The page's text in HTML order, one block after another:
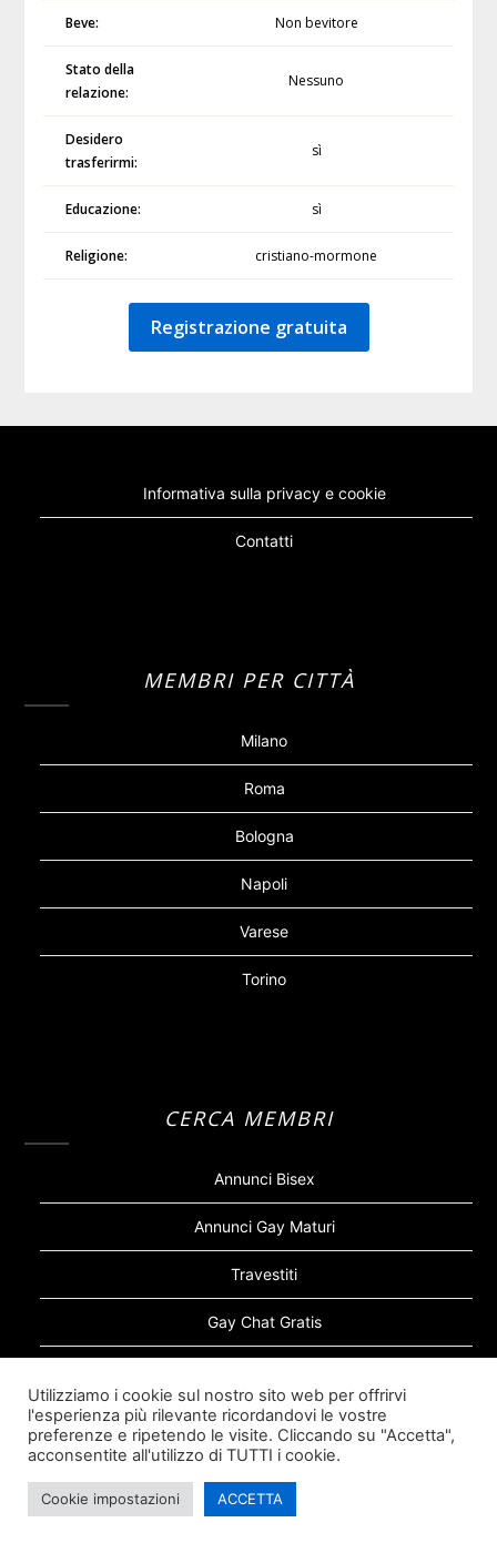
Beve: Non bevitore
Stato della
relazione:
Nessuno
Desidero
trasferirmi:
sì
Educazione: sì
Religione: cristiano-mormone
Registrazione gratuita
Informativa sulla privacy e cookie
Contatti
MEMBRI PER CITTÀ
Milano
Roma
Bologna
Napoli
Varese
Torino
CERCA MEMBRI
Annunci Bisex
Annunci Gay Maturi
Travestiti
Gay Chat Gratis
Sugar Daddy Gay
©2026 Siti Incontri Gay
Utilizziamo i cookie sul nostro sito web per offrirvi
l'esperienza più rilevante ricordandovi le vostre
preferenze e ripetendo le visite. Cliccando su "Accetta",
acconsentite all'utilizzo di TUTTI i cookie.
Cookie impostazioni ACCETTA